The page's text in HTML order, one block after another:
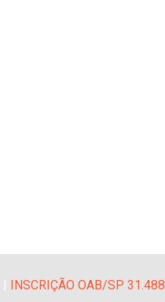
| INSCRIÇÃO OAB/SP 31.488